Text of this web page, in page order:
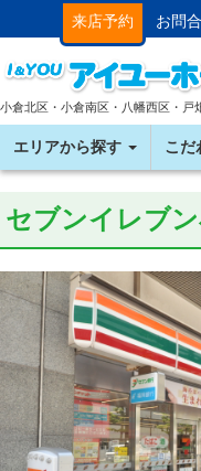
来店予約 お問
小倉北区・小倉南区・八幡西区・戸
エリアから探す こだ
セブンイレブ